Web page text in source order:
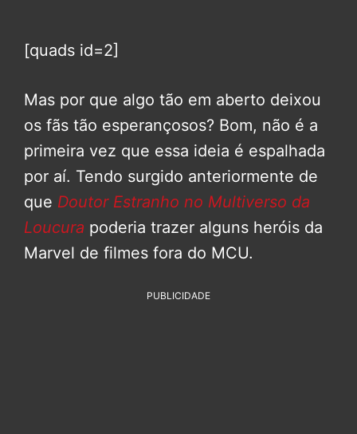
[quads id=2]
Mas por que algo tão em aberto deixou
os fãs tão esperançosos? Bom, não é a
primeira vez que essa ideia é espalhada
por aí. Tendo surgido anteriormente de
que Doutor Estranho no Multiverso da
Loucura poderia trazer alguns heróis da
Marvel de filmes fora do MCU.
PUBLICIDADE